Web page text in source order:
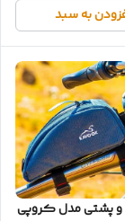
به سبد
و پشتی مدل کروپی